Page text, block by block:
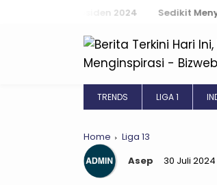
Sedikit Menyesal Gagal Jadi
TRENDS LIGA 1
Home
Liga 13
Asep
30 Juli 2024